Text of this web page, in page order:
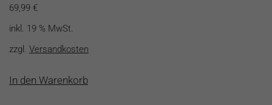
69,99 €
inkl. 19 % MwSt.
zzgl. Versandkosten
In den Warenkorb